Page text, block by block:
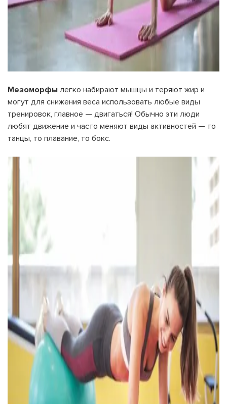
Мезоморфы легко набирают мышцы и теряют жир и
могут для снижения веса использовать любые виды
тренировок, главное — двигаться! Обычно эти люди
любят движение и часто меняют виды активностей — то
танцы, то плавание, то бокс.